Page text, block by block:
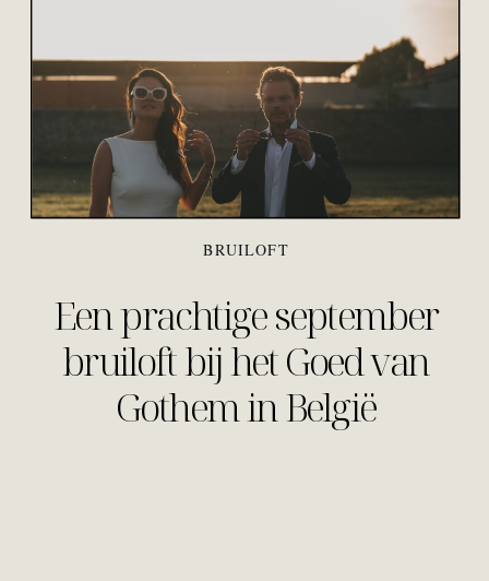
Een prachtige september
bruiloft bij het Goed van
Gothem in België
BRUILOFT